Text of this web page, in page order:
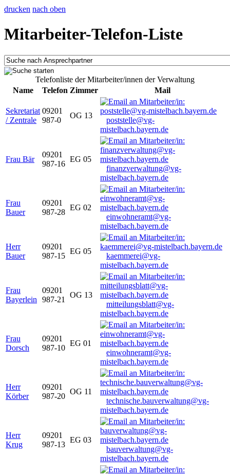
drucken nach oben
Mitarbeiter-Telefon-Liste
Telefonliste der Mitarbeiter/innen der Verwaltung
Name
Telefon Zimmer Mail
Sekretariat
/ Zentrale
09201
987-0
OG 13
poststelle@vg-
mistelbach.bayern.de
Frau Bär
09201
987-16
EG 05
finanzverwaltung@vg-
mistelbach.bayern.de
Frau
Bauer
09201
987-28
EG 02
einwohneramt@vg-
mistelbach.bayern.de
Herr
Bauer
09201
987-15
EG 05
kaemmerei@vg-
mistelbach.bayern.de
Frau
Bayerlein
09201
987-21
OG 13
mitteilungsblatt@vg-
mistelbach.bayern.de
Frau
Dorsch
09201
987-10
EG 01
einwohneramt@vg-
mistelbach.bayern.de
Herr
Körber
09201
987-20
OG 11
technische.bauverwaltung@vg-
mistelbach.bayern.de
Herr
Krug
09201
987-13
EG 03
bauverwaltung@vg-
mistelbach.bayern.de